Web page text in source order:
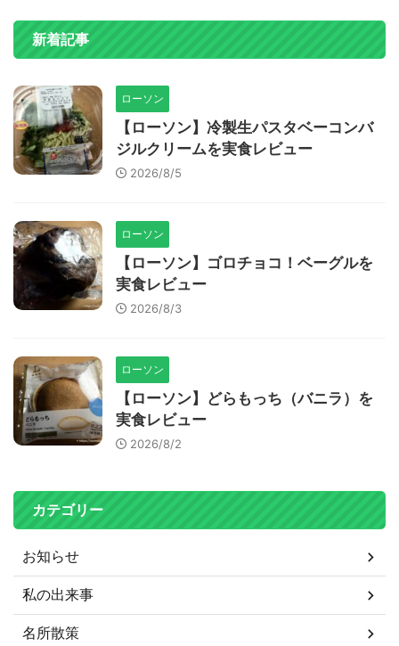
新着記事
ローソン
【ローソン】冷製生パスタベーコンバ
ジルクリームを実食レビュー
2026/8/5
ローソン
【ローソン】ゴロチョコ！ベーグルを
実食レビュー
2026/8/3
ローソン
【ローソン】どらもっち（バニラ）を
実食レビュー
2026/8/2
カテゴリー
お知らせ
私の出来事
名所散策